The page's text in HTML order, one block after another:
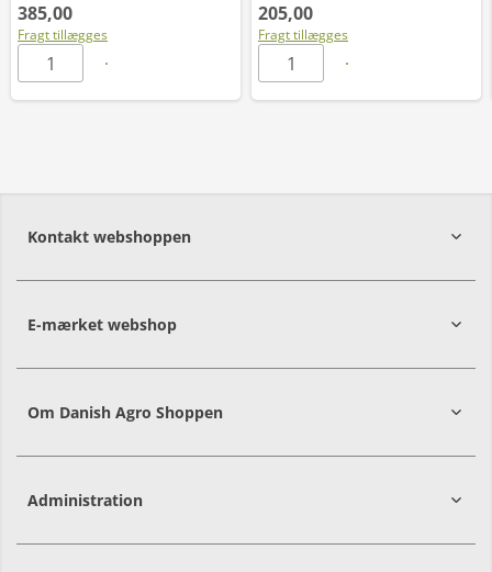
385,00
Fragt tillægges
205,00
Fragt tillægges
Kontakt webshoppen
E-mærket webshop
Om Danish Agro Shoppen
Administration